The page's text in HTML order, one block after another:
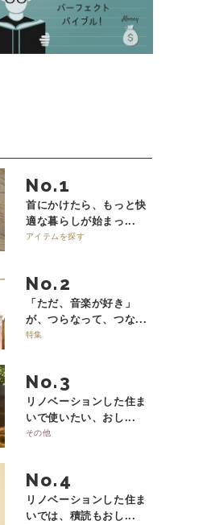
No.
首にかけたら、もっと快
適な暮らしが始まっ...
アイテムを探す
No.
「ただ、音楽が好き」
が、つらなって、つな...
特集
No.
リノベーションした住ま
いで使いたい、おし...
その他
No.
リノベーションした住ま
いでは、積読もおし...